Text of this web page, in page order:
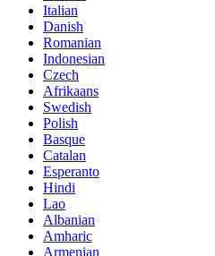
Italian
Danish
Romanian
Indonesian
Czech
Afrikaans
Swedish
Polish
Basque
Catalan
Esperanto
Hindi
Lao
Albanian
Amharic
Armenian